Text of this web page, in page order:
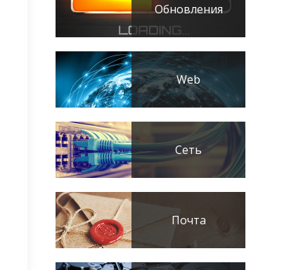
Обновления
Web
Сеть
Почта